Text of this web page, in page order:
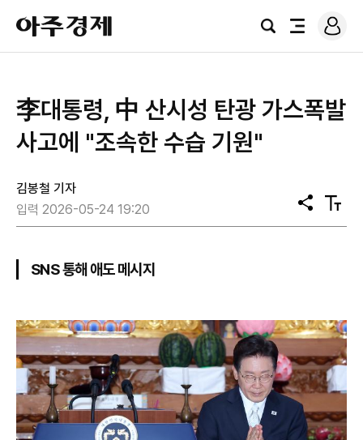
아
주
경
검
전
로
그
李대통령, 中 산시성 탄광 가스폭발
사고에 "조속한 수습 기원"
김봉철 기자
입력 2026-05-24 19:20
공
유
텍
스
SNS 통해 애도 메시지